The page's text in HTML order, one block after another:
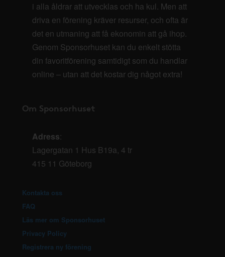
i alla åldrar att utvecklas och ha kul. Men att
driva en förening kräver resurser, och ofta är
det en utmaning att få ekonomin att gå ihop.
Genom Sponsorhuset kan du enkelt stötta
din favoritförening samtidigt som du handlar
online – utan att det kostar dig något extra!
Om Sponsorhuset
Adress:
Lagergatan 1 Hus B19a, 4 tr
415 11 Göteborg
Kontakta oss
FAQ
Läs mer om Sponsorhuset
Privacy Policy
Registrera ny förening